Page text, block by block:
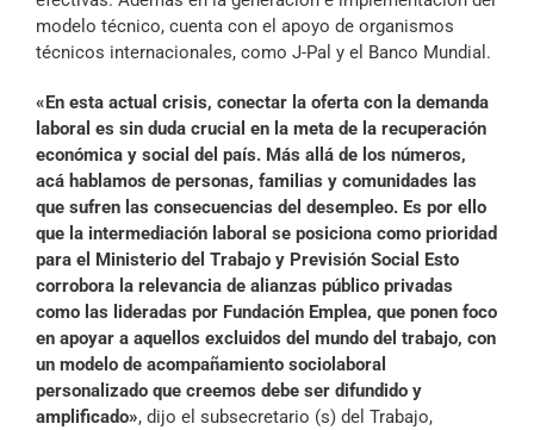
modelo técnico, cuenta con el apoyo de organismos
técnicos internacionales, como J-Pal y el Banco Mundial.
«En esta actual crisis, conectar la oferta con la demanda
laboral es sin duda crucial en la meta de la recuperación
económica y social del país. Más allá de los números,
acá hablamos de personas, familias y comunidades las
que sufren las consecuencias del desempleo. Es por ello
que la intermediación laboral se posiciona como prioridad
para el Ministerio del Trabajo y Previsión Social Esto
corrobora la relevancia de alianzas público privadas
como las lideradas por Fundación Emplea, que ponen foco
en apoyar a aquellos excluidos del mundo del trabajo, con
un modelo de acompañamiento sociolaboral
personalizado que creemos debe ser difundido y
amplificado», dijo el subsecretario (s) del Trabajo,